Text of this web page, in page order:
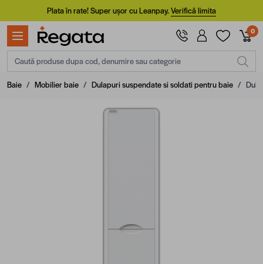
Mergi la ConținutPlata în rate! Super ușor cu Leanpay.Verifică limita
0
Caută produse dupa cod, denumire sau categorie
Baie / Mobilier baie / Dulapuri suspendate si soldati pentru baie /